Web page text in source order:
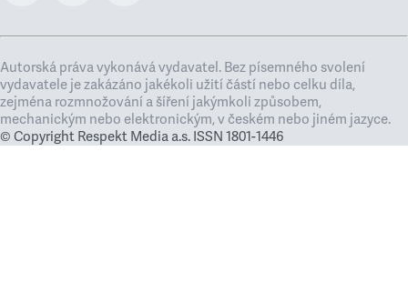
Autorská práva vykonává vydavatel. Bez písemného svolení
vydavatele je zakázáno jakékoli užití částí nebo celku díla,
zejména rozmnožování a šíření jakýmkoli způsobem,
mechanickým nebo elektronickým, v českém nebo jiném jazyce.
© Copyright Respekt Media a.s. ISSN 1801-1446